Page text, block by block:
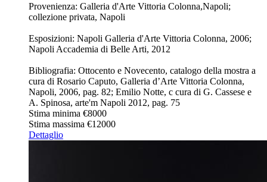
Provenienza: Galleria d'Arte Vittoria Colonna,Napoli;
collezione privata, Napoli
Esposizioni: Napoli Galleria d'Arte Vittoria Colonna, 2006;
Napoli Accademia di Belle Arti, 2012
Bibliografia: Ottocento e Novecento, catalogo della mostra a
cura di Rosario Caputo, Galleria d’Arte Vittoria Colonna,
Napoli, 2006, pag. 82; Emilio Notte, c cura di G. Cassese e
A. Spinosa, arte'm Napoli 2012, pag. 75
Stima minima €8000
Stima massima €12000
Dettaglio